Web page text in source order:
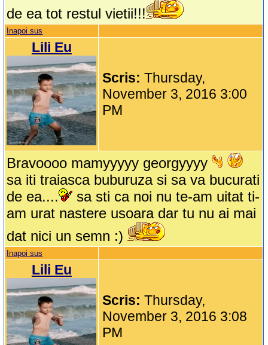
de ea tot restul vietii!!!
Inapoi sus
Lili Eu
Scris:Thursday,
November 3, 2016 3:00
PM
Bravoooo mamyyyyy georgyyyy
sa iti traiasca buburuza si sa va bucurati
de ea....
sa sti ca noi nu te-am uitat ti-
am urat nastere usoara dar tu nu ai mai
dat nici un semn :)
Inapoi sus
Lili Eu
Scris:Thursday,
November 3, 2016 3:08
PM